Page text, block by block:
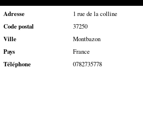
Adresse
1 rue de la colline
Code postal
37250
Ville
Montbazon
Pays
France
Téléphone
0782735778